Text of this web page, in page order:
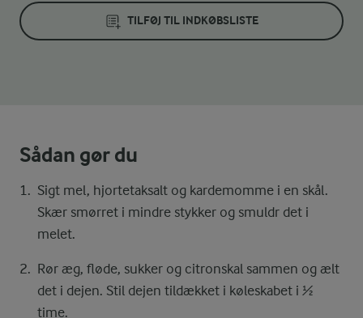
TILFØJ TIL INDKØBSLISTE
Sådan gør du
Sigt mel, hjortetaksalt og kardemomme i en skål.
Skær smørret i mindre stykker og smuldr det i
melet.
Rør æg, fløde, sukker og citronskal sammen og ælt
det i dejen. Stil dejen tildækket i køleskabet i ½
time.